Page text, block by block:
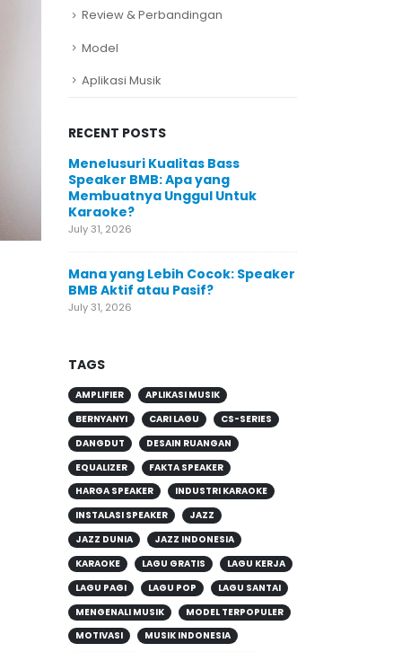
Review & Perbandingan
Model
Aplikasi Musik
RECENT POSTS
Menelusuri Kualitas Bass
Speaker BMB: Apa yang
Membuatnya Unggul Untuk
Karaoke?
July 31, 2026
Mana yang Lebih Cocok: Speaker
BMB Aktif atau Pasif?
July 31, 2026
TAGS
AMPLIFIER
APLIKASI MUSIK
BERNYANYI
CARI LAGU
CS-SERIES
DANGDUT
DESAIN RUANGAN
EQUALIZER
FAKTA SPEAKER
HARGA SPEAKER
INDUSTRI KARAOKE
INSTALASI SPEAKER
JAZZ
JAZZ DUNIA
JAZZ INDONESIA
KARAOKE
LAGU GRATIS
LAGU KERJA
LAGU PAGI
LAGU POP
LAGU SANTAI
MENGENALI MUSIK
MODEL TERPOPULER
MOTIVASI
MUSIK INDONESIA